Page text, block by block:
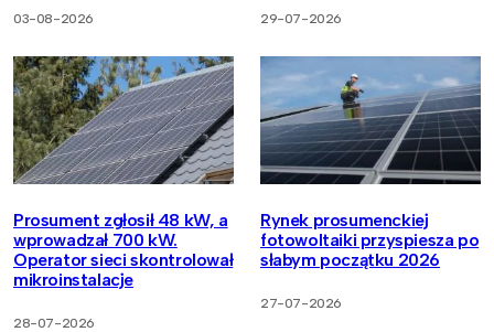
03-08-2026 29-07-2026
Prosument zgłosił 48 kW, a
wprowadzał 700 kW.
Operator sieci skontrolował
mikroinstalacje
28-07-2026
Rynek prosumenckiej
fotowoltaiki przyspiesza po
słabym początku 2026
27-07-2026